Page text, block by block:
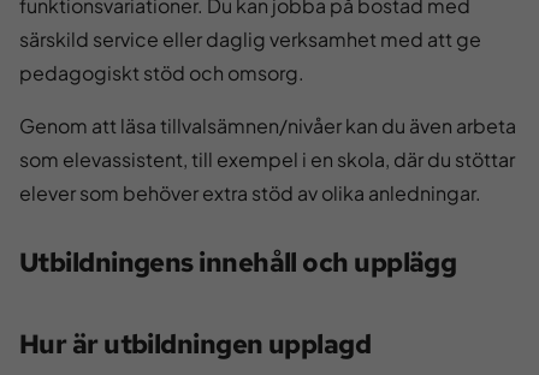
funktionsvariationer. Du kan jobba på bostad med
särskild service eller daglig verksamhet med att ge
pedagogiskt stöd och omsorg.
Genom att läsa tillvalsämnen/nivåer kan du även arbeta
som elevassistent, till exempel i en skola, där du stöttar
elever som behöver extra stöd av olika anledningar.
Utbildningens innehåll och upplägg
Hur är utbildningen upplagd